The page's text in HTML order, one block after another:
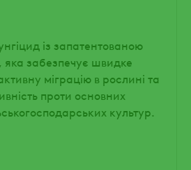
із запатентованою
забезпечує швидке
міграцію в рослині та
проти основних
культур.